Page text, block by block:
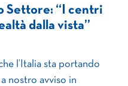
Settore: “I centri
dalla vista”
l’Italia sta portando
nostro avviso in